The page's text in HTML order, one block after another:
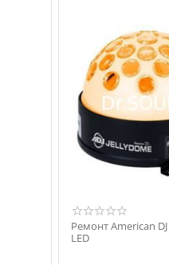
Ремонт American
LED